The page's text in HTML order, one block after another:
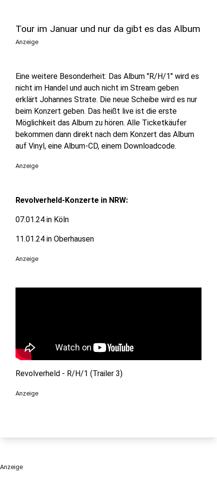
Tour im Januar und nur da gibt es das Album
Anzeige
Eine weitere Besonderheit: Das Album "R/H/1" wird es
nicht im Handel und auch nicht im Stream geben
erklärt Johannes Strate. Die neue Scheibe wird es nur
beim Konzert geben. Das heißt live ist die erste
Möglichkeit das Album zu hören. Alle Ticketkäufer
bekommen dann direkt nach dem Konzert das Album
auf Vinyl, eine Album-CD, einem Downloadcode.
Anzeige
Revolverheld-Konzerte in NRW:
07.01.24 in Köln
11.01.24 in Oberhausen
Anzeige
Revolverheld - R/H/1 (Trailer 3)
Anzeige
Anzeige